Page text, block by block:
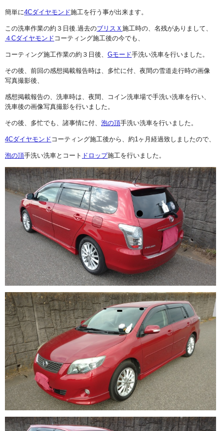
簡単に4Cダイヤモンド施工を行う事が出来ます。
この洗車作業の約３日後.過去のブリスＸ 施工時の、名残がありまして、
４Cダイヤモンド コーティング施工後の今でも、
コーティング施工作業の約３日後、 Gモード手洗い洗車を行いました。
その後、前回の感想掲載報告時は、多忙に付、夜間の雪道走行時の画像
写真撮影後、
感想掲載報告の、洗車時は、夜間、コイン洗車場で手洗い洗車を行い、
洗車後の画像写真撮影を行いました。
その後、多忙でも、諸事情に付、 泡の頂手洗い洗車を行いました。
4Cダイヤモンド コーティング施工後から、約1ヶ月経過致しましたので、
泡の頂手洗い洗車とコート ドロップ施工を行いました。